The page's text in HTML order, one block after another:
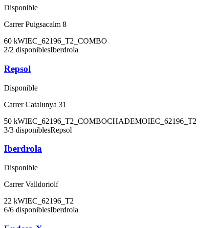
Disponible
Carrer Puigsacalm 8
60 kWIEC_62196_T2_COMBO
2/2 disponiblesIberdrola
Repsol
Disponible
Carrer Catalunya 31
50 kWIEC_62196_T2_COMBOCHADEMOIEC_62196_T2
3/3 disponiblesRepsol
Iberdrola
Disponible
Carrer Valldoriolf
22 kWIEC_62196_T2
6/6 disponiblesIberdrola